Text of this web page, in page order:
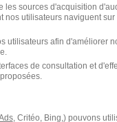
Faurie, vous
d'une de vos
de notre équipe
grâce à notre
aux frais de billets
bien d'autres à
les sources d'acquisition
utilisateurs naviguent sur
utilisateurs afin d'améliorer
de consultation et
, Critéo, Bing,) pouvons